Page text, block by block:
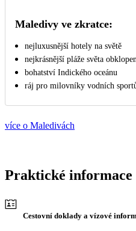
Maledivy ve zkratce:
nejluxusnější hotely na světě
nejkrásnější pláže světa
bohatství Indického oceánu
ráj pro milovníky vodních
více o Maledivách
Praktické informace
Cestovní doklady a vízové